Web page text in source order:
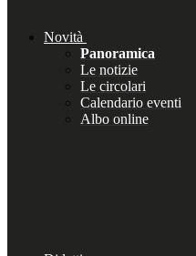
Novità
Panoramica
Le notizie
Le circolari
Calendario eventi
Albo online